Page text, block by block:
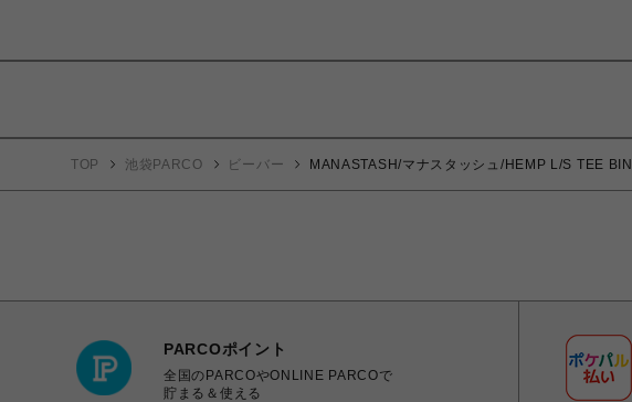
TOP 池袋PARCO ビーバー MANASTASH/マナスタッシュ/HEMP L/S TEE
PARCOポイント
全国のPARCOやONLINE PARCOで
貯まる＆使える